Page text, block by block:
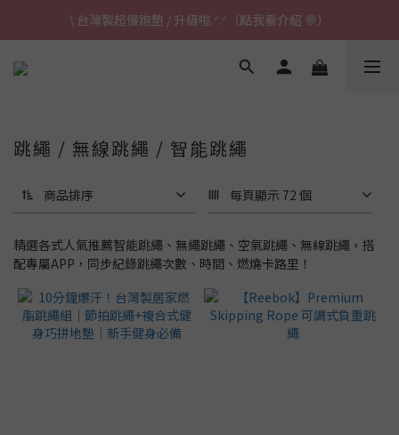
\ 台灣製超慢跑墊 / 升級啦.ᐟ.ᐟ（點我看介紹 💬）
\ 台灣製超慢跑墊 / 升級啦.ᐟ.ᐟ（點我看介紹 💬）
✈ 港澳免運｜滿HK$1,239免運 (指定商品)
跳繩 / 無線跳繩 / 智能跳繩
商品排序 每頁顯示 72 個
精選各式人氣推薦智能跳繩、無繩跳繩、空氣跳繩、無線跳繩，搭
配專屬APP，同步紀錄跳繩次數、時間、燃燒卡路里！